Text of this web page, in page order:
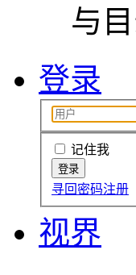
与
登录
记住我
寻回密码注册
视界